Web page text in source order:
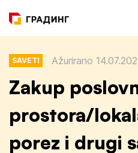
SAVETI Ažurirano
Zakup
prostora/
porez i drugi